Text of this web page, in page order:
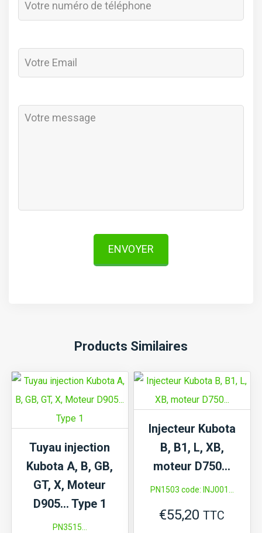
ENVOYER
Products Similaires
Tuyau injection
Kubota A, B, GB,
GT, X, Moteur
D905… Type 1
PN3515...
Injecteur Kubota
B, B1, L, XB,
moteur D750…
PN1503 code: INJ001...
€55,20 TTC